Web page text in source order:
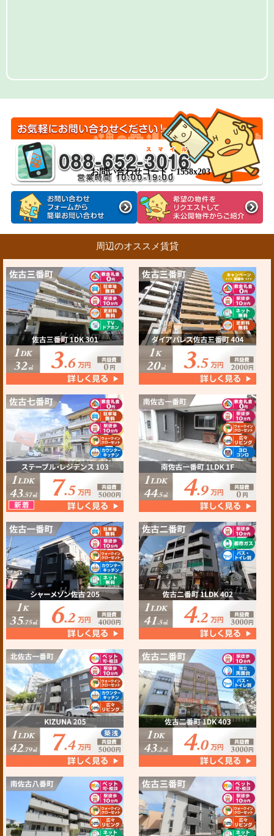
お問い合わせコード：1558x203
周辺のオススメ賃貸